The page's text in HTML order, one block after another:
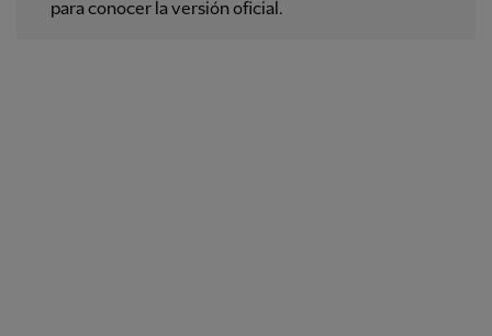
para conocer la versión oficial.